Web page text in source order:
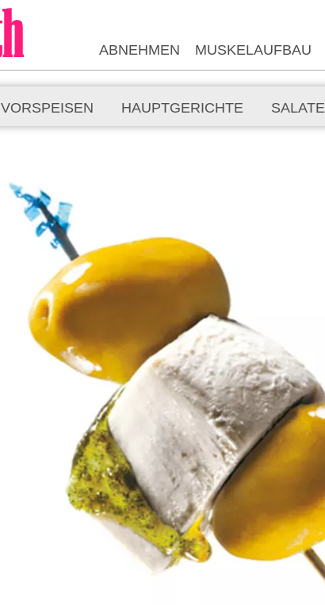
ABNEHMEN MUSKELAUFBAU
VORSPEISEN HAUPTGERICHTE SALATE